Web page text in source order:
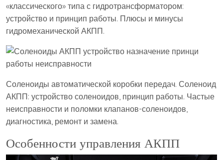
«классического» типа с гидротрансформатором:
устройство и принцип работы. Плюсы и минусы
гидромеханической АКПП.
Соленоиды автоматической коробки передач. Соленоид
АКПП: устройство соленоидов, принцип работы. Частые
неисправности и поломки клапанов-соленоидов,
диагностика, ремонт и замена.
Особенности управления АКПП ⁠ ⁠